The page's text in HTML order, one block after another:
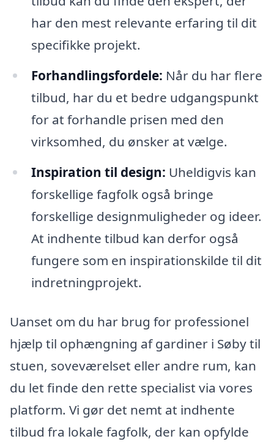
har den mest relevante erfaring til dit
specifikke projekt.
Forhandlingsfordele: Når du har flere
tilbud, har du et bedre udgangspunkt
for at forhandle prisen med den
virksomhed, du ønsker at vælge.
Inspiration til design: Uheldigvis kan
forskellige fagfolk også bringe
forskellige designmuligheder og ideer.
At indhente tilbud kan derfor også
fungere som en inspirationskilde til dit
indretningprojekt.
Uanset om du har brug for professionel
hjælp til ophængning af gardiner i Søby til
stuen, soveværelset eller andre rum, kan
du let finde den rette specialist via vores
platform. Vi gør det nemt at indhente
tilbud fra lokale fagfolk, der kan opfylde